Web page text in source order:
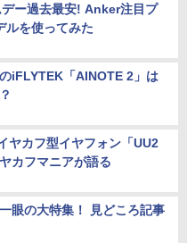
ー過去最安! Anker注目プ
ルを使ってみた
iFLYTEK「AINOTE 2」は
ヤカフ型イヤフォン「UU2
カフマニアが語る
眼の大特集！ 見どころ記事